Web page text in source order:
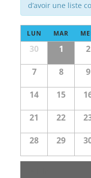
d’avoir une liste
Calendrier
de
Évènements
Calendrier
Évènements
LUN MAR
30 1 2
7 8 9
14 15
21 22
28 29